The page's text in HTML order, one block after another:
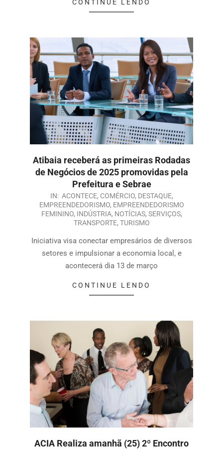
CONTINUE LENDO
Atibaia receberá as primeiras Rodadas
de Negócios de 2025 promovidas pela
Prefeitura e Sebrae
IN: ACONTECE, COMÉRCIO, DESTAQUE,
EMPREENDEDORISMO, EMPREENDEDORISMO
FEMININO, INDÚSTRIA, NOTÍCIAS, SERVIÇOS,
TRANSPORTE, TURISMO
Iniciativa visa conectar empresários de diversos
setores e impulsionar a economia local, e
acontecerá dia 13 de março
CONTINUE LENDO
ACIA Realiza amanhã (25) 2º Encontro